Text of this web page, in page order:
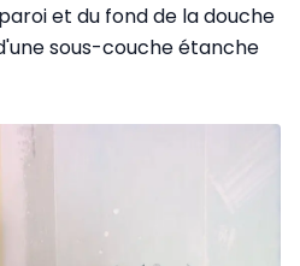
et du fond de la douche
sous-couche étanche